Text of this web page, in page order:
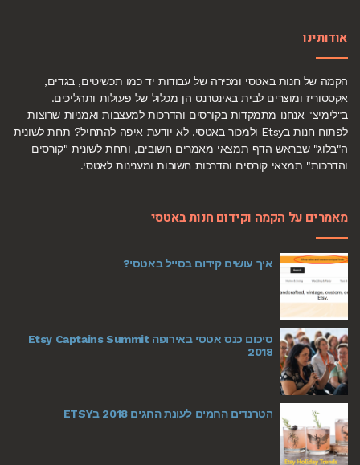
אודותינו
הקמה של חנות באטסי ומכירה של עבודות יד כמו תכשיטים, בגדים,
אקססוריז ומוצרים לבית באינטרנט הן מכלול של פעולות ותהליכים.
ב"לימיצ" אנחנו מתמקדות בקורסים והדרכות למעצבות ואמניות שרוצות
לפתוח חנות בEtsy ולמכור באטסי. לא יודעת איפה להתחיל? תחת לשונית
ה"בלוג" שבראש הדף תמצאי מאמרים חשובים, ותחת לשונית "קורסים
והדרכות" תמצאי קורסים והדרכות חשובות ומענינות לאטסי.
מאמרים על הקמה וקידום חנות באטסי
איך עושים קידום בסייל באטסי?
סיכום כנס אטסי באירופה Etsy Captains Summit
2018
הטרנדים החמים לעונת החגים 2018 בETSY